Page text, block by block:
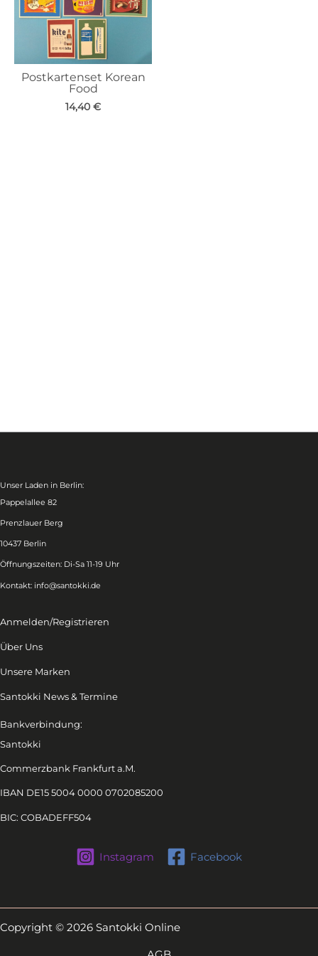
Postkartenset Korean
Food
14,40 €
Unser Laden in Berlin:
Pappelallee 82
Prenzlauer Berg
10437 Berlin
Öffnungszeiten: Di-Sa 11-19 Uhr
Kontakt: info@santokki.de
Anmelden/Registrieren
Über Uns
Unsere Marken
Santokki News & Termine
Bankverbindung:
Santokki
Commerzbank Frankfurt a.M.
IBAN DE15 5004 0000 0702085200
BIC: COBADEFF504
Instagram Facebook
Copyright © 2026 Santokki Online